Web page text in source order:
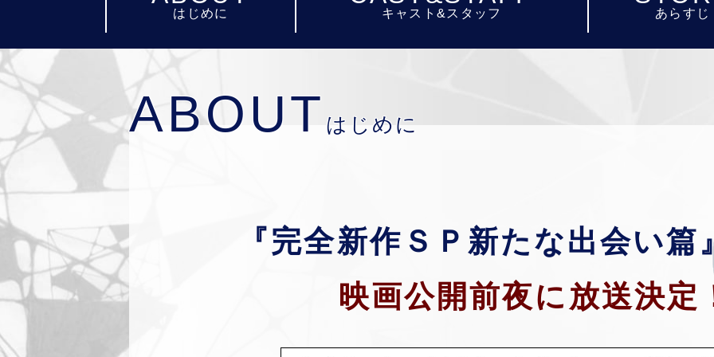
はじめに キャスト&スタッフ あらすじ
ABOUT はじめに
『完全新作ＳＰ新たな出会い篇
映画公開前夜に放送決定